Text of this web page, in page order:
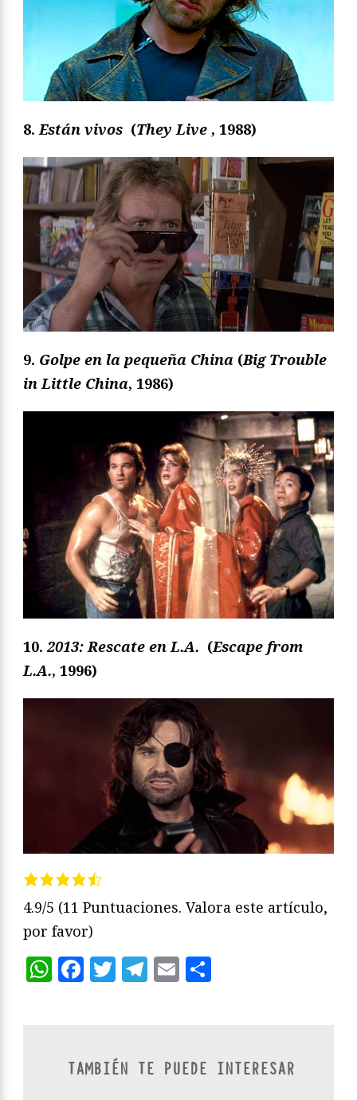
8.Están vivos (They Live , 1988)
9. Golpe en la pequeña China (Big Trouble
in Little China, 1986)
10.2013: Rescate en L.A. (Escape from
L.A., 1996)
4.9/5 (11 Puntuaciones. Valora este artículo,
por favor)
WhatsApp
Facebook
Twitter
Telegram
Email
TAMBIÉN TE PUEDE INTERESAR